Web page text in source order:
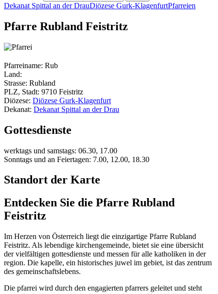
Dekanat Spittal an der DrauDiözese Gurk-KlagenfurtPfarreien
Pfarre Rubland Feistritz
Pfarreiname: Rub
Land:
Strasse: Rubland
PLZ, Stadt: 9710 Feistritz
Diözese: Diözese Gurk-Klagenfurt
Dekanat: Dekanat Spittal an der Drau
Gottesdienste
werktags und samstags: 06.30, 17.00
Sonntags und an Feiertagen: 7.00, 12.00, 18.30
Standort der Karte
Entdecken Sie die Pfarre Rubland
Feistritz
Im Herzen von Österreich liegt die einzigartige Pfarre Rubland
Feistritz. Als lebendige kirchengemeinde, bietet sie eine übersicht
der vielfältigen gottesdienste und messen für alle katholiken in der
region. Die kapelle, ein historisches juwel im gebiet, ist das zentrum
des gemeinschaftslebens.
Die pfarrei wird durch den engagierten pfarrers geleitet und steht